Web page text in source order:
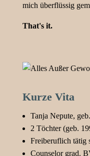
mich überflüssig
That's it.
Kurze Vita
Tanja Nepute,
2 Töchter (geb.
Freiberuflich tätig
Counselor grad.